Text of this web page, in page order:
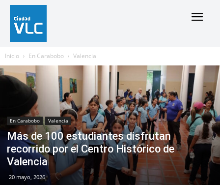
Inicio En Carabobo Valencia
En Carabobo Valencia
Más de 100 estudiantes disfrutan
recorrido por el Centro Histórico de
Valencia
20 mayo, 2026